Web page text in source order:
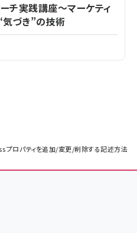
ロパティを追加/変更/削除する記述方法
チ実践講座～マーケティ
づき”の技術